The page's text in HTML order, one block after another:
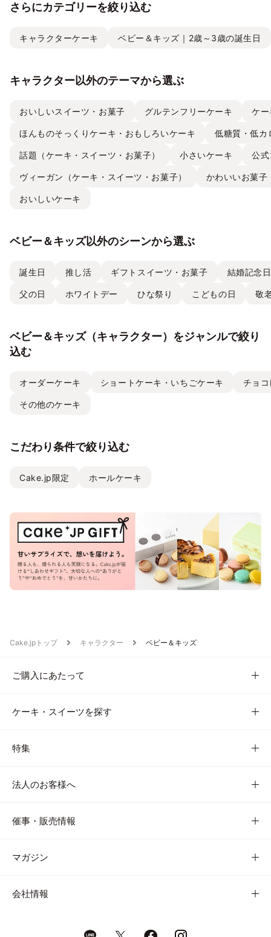
さらにカテゴリーを絞り込む
キャラクターケーキ ベビー＆キッズ｜2歳～3歳の誕生日
キャラクター以外のテーマから選ぶ
おいしいスイーツ・お菓子 グルテンフリーケーキ ケ
ほんものそっくりケーキ・おもしろいケーキ 低糖質・低カ
話題（ケーキ・スイーツ・お菓子） 小さいケーキ 公
ヴィーガン（ケーキ・スイーツ・お菓子） かわいいお菓子
おいしいケーキ
ベビー＆キッズ以外のシーンから選ぶ
誕生日 推し活 ギフトスイーツ・お菓子 結婚記念日
父の日 ホワイトデー ひな祭り こどもの日 敬
ベビー＆キッズ（キャラクター）をジャンルで絞り
込む
オーダーケーキ ショートケーキ・いちごケーキ チョ
その他のケーキ
こだわり条件で絞り込む
Cake.jp限定 ホールケーキ
Cake.jpトップ キャラクター ベビー＆キッズ
ご購入にあたって
ケーキ・スイーツを探す
特集
法人のお客様へ
催事・販売情報
マガジン
会社情報